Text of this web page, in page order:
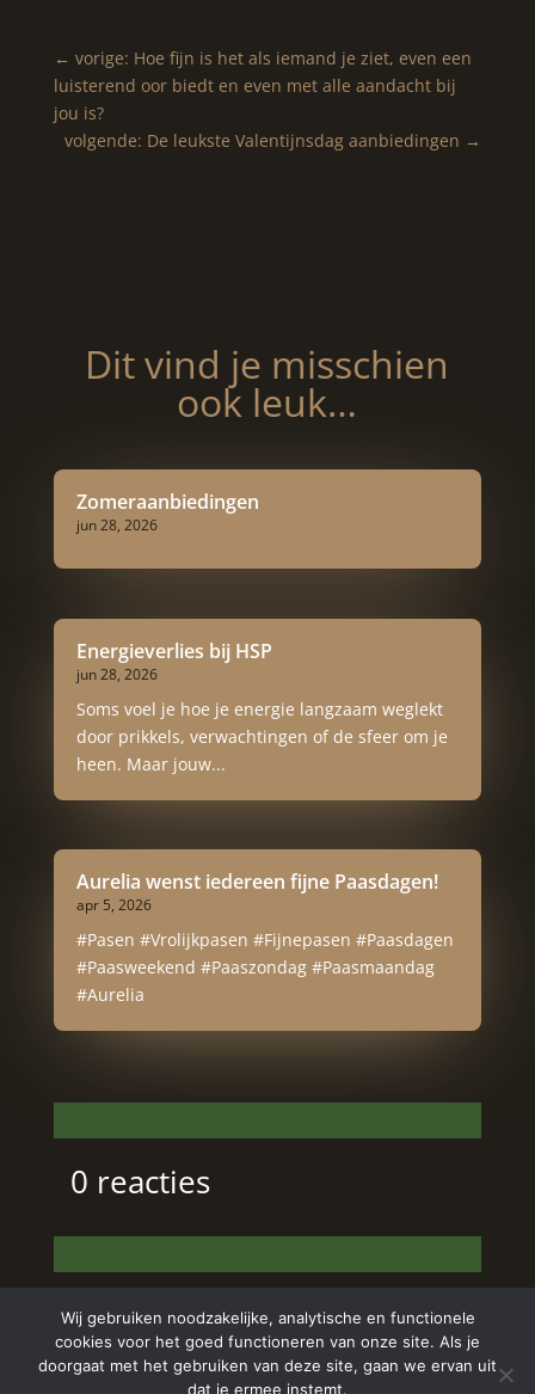
← vorige: Hoe fijn is het als iemand je ziet, even een
luisterend oor biedt en even met alle aandacht bij
jou is?
volgende: De leukste Valentijnsdag aanbiedingen →
Dit vind je misschien
ook leuk…
Zomeraanbiedingen
jun 28, 2026
Energieverlies bij HSP
jun 28, 2026
Soms voel je hoe je energie langzaam weglekt
door prikkels, verwachtingen of de sfeer om je
heen. Maar jouw...
Aurelia wenst iedereen fijne Paasdagen!
apr 5, 2026
#Pasen #Vrolijkpasen #Fijnepasen #Paasdagen
#Paasweekend #Paaszondag #Paasmaandag
#Aurelia
0 reacties
Wij gebruiken noodzakelijke, analytische en functionele
cookies voor het goed functioneren van onze site. Als je
doorgaat met het gebruiken van deze site, gaan we ervan uit
dat je ermee instemt.